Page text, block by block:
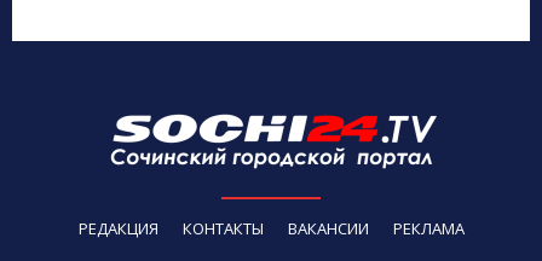
РЕДАКЦИЯ КОНТАКТЫ ВАКАНСИИ РЕКЛАМА